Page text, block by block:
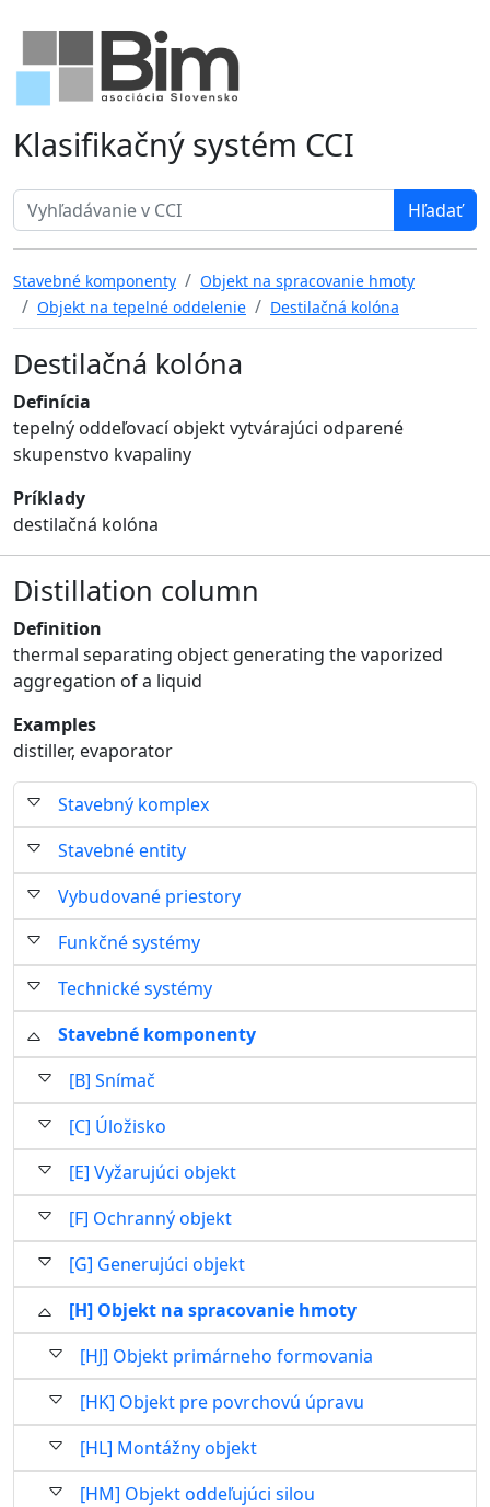
Klasifikačný systém CCI
Search term
Stavebný komplex
Stavebné entity
Vybudované priestory
Funkčné systémy
Technické systémy
Stavebné komponenty
[B] Snímač
[C] Úložisko
[E] Vyžarujúci objekt
[F] Ochranný objekt
[G] Generujúci objekt
[H] Objekt na spracovanie hmoty
[HJ] Objekt primárneho formovania
[HK] Objekt pre povrchovú úpravu
[HL] Montážny objekt
[HM] Objekt oddeľujúci silou
Stavebné komponenty
Objekt na spracovanie hmoty
Objekt na tepelné oddelenie
Destilačná kolóna
Destilačná kolóna
Definícia
tepelný oddeľovací objekt vytvárajúci odparené
skupenstvo kvapaliny
Príklady
destilačná kolóna
Distillation column
Definition
thermal separating object generating the vaporized
aggregation of a liquid
Examples
distiller, evaporator